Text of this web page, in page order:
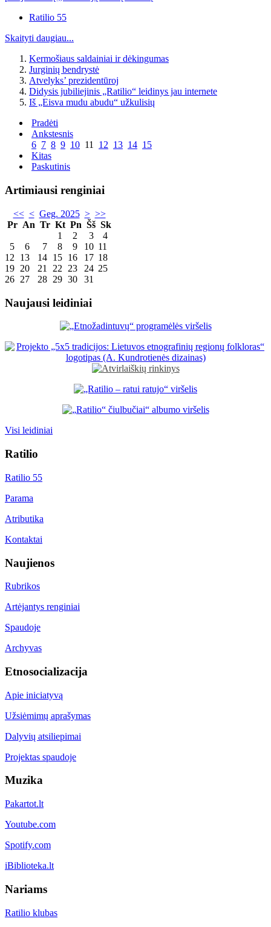
Ratilio 55
Skaityti daugiau...
Kermošiaus saldainiai ir dėkingumas
Jurginių bendrystė
Atvelyks’ prezidentūroj
Didysis jubiliejinis „Ratilio“ leidinys jau internete
Iš „Eisva mudu abudu“ užkulisių
Pradėti
Ankstesnis
6 7 8 9 10 11 12 13 14 15
Kitas
Paskutinis
Artimiausi renginiai
<< < Geg. 2025 > >>
Pr An Tr Kt Pn Šš Sk
1
2 3
4
5
6 7 8 9 10 11
12
13 14 15 16 17 18
19 20 21 22 23 24 25
26 27 28 29 30 31
Naujausi leidiniai
Visi leidiniai
Ratilio
Ratilio 55
Parama
Atributika
Kontaktai
Naujienos
Rubrikos
Artėjantys renginiai
Spaudoje
Archyvas
Etnosocializacija
Apie iniciatyvą
Užsiėmimų aprašymas
Dalyvių atsiliepimai
Projektas spaudoje
Muzika
Pakartot.lt
Youtube.com
Spotify.com
iBiblioteka.lt
Nariams
Ratilio klubas